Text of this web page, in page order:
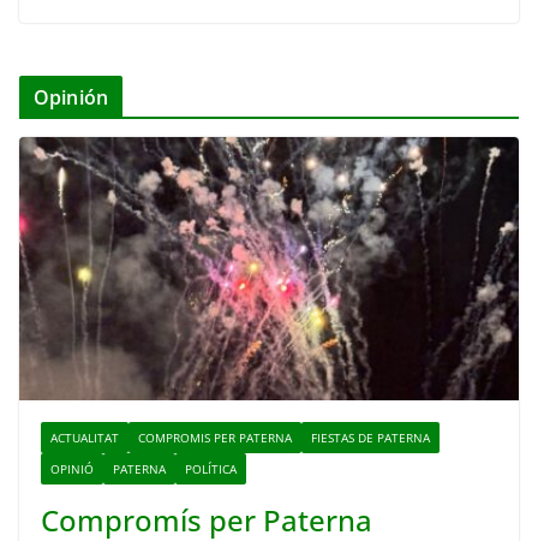
Opinión
ACTUALITAT COMPROMIS PER PATERNA
FIESTAS DE PATERNA
OPINIÓ
PATERNA POLÍTICA
Compromís per Paterna